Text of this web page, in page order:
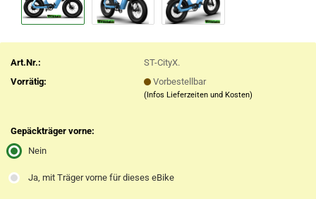
Art.Nr.:
ST-CityX.
Vorrätig:
Vorbestellbar
(Infos Lieferzeiten und Kosten)
Gepäckträger vorne:
Nein
Ja, mit Träger vorne für dieses eBike